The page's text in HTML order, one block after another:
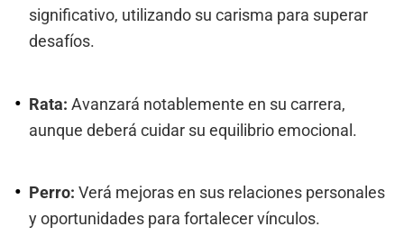
significativo, utilizando su carisma para superar
desafíos.
Rata: Avanzará notablemente en su carrera,
aunque deberá cuidar su equilibrio emocional.
Perro: Verá mejoras en sus relaciones personales
y oportunidades para fortalecer vínculos.